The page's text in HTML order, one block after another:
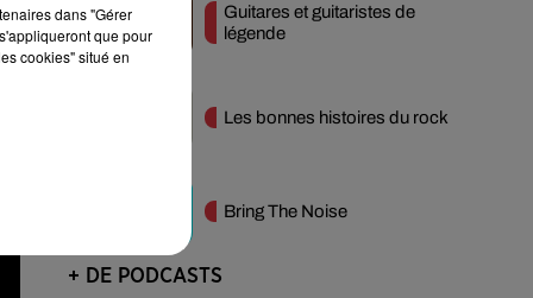
Guitares et guitaristes de
légende
Les bonnes histoires du rock
Bring The Noise
+ DE PODCASTS
dans "Gérer
que pour
cookies" situé en